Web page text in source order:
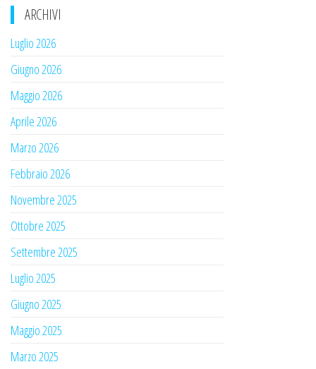
ARCHIVI
Luglio 2026
Giugno 2026
Maggio 2026
Aprile 2026
Marzo 2026
Febbraio 2026
Novembre 2025
Ottobre 2025
Settembre 2025
Luglio 2025
Giugno 2025
Maggio 2025
Marzo 2025